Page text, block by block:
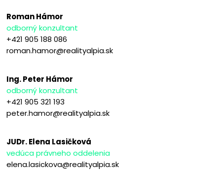
Roman Hámor
odborný konzultant
+421 905 188 086
roman.hamor@realityalpia.sk
Ing. Peter Hámor
odborný konzultant
+421 905 321 193
peter.hamor@realityalpia.sk
JUDr. Elena Lasičková
vedúca právneho oddelenia
elena.lasickova@realityalpia.sk